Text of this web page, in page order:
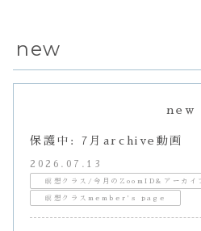
new
new
保護中: 7月archive動画
2026.07.13
瞑想クラス/今月のZoomID&アーカイ
瞑想クラスmember's page